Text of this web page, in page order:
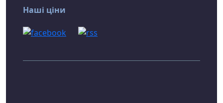
Наші ціни